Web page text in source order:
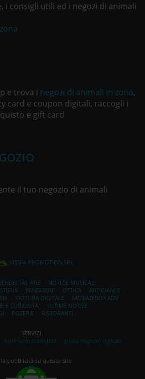
i consigli utili ed i negozi di animali
e trova i negozi di animali in zona,
card e coupon digitali, raccogli i
e gift card
il tuo negozio di animali
MEDIA PROMOTION SRL
ITALIANE
NOTIZIE MUSICALI
BENESSERE OTTICA
ARTIGIANI E
FATTURA DIGITALE
MEDIADIBOX ADV
E CURIOSITA'
ULTIME NOTIZE
PIZZERIE RISTORANTI
SERVIZI
dizionario contabile guida negozio digitale
la pubblicità su questo sito